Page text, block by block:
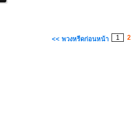
<< พวงหรีดก่อนหน้า 1 2